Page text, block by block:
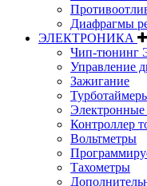
Диафрагмы
ЭЛЕКТРОНИКА
Чип-тюнинг
Управление
Зажигание
Электронные
Контроллер
Вольтметры
Тахометры